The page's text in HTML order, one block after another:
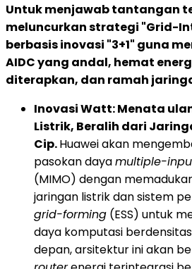
Untuk menjawab tantangan
meluncurkan strategi "Grid-
berbasis inovasi "3+1" guna
AIDC yang andal, hemat
diterapkan, dan ramah
Inovasi Watt: Menata
Listrik, Beralih dari
Cip.Huawei akan
pasokan dayamultiple-
(MIMO) dengan
jaringan listrik dan sistem
grid-forming (ESS) untuk
daya komputasi
depan, arsitektur ini akan